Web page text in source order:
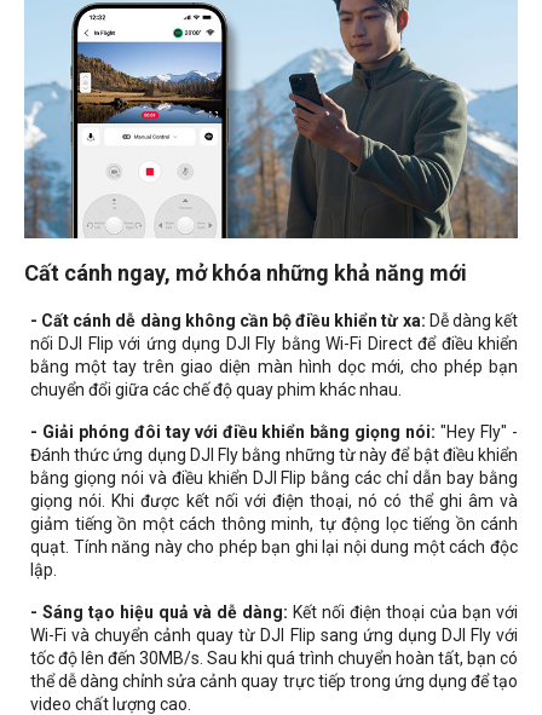
Cất cánh ngay, mở khóa những khả năng mới
- Cất cánh dễ dàng không cần bộ điều khiển từ xa: Dễ dàng kết
nối DJI Flip với ứng dụng DJI Fly bằng Wi-Fi Direct để điều khiển
bằng một tay trên giao diện màn hình dọc mới, cho phép bạn
chuyển đổi giữa các chế độ quay phim khác nhau.
- Giải phóng đôi tay với điều khiển bằng giọng nói:"Hey Fly" -
Đánh thức ứng dụng DJI Fly bằng những từ này để bật điều khiển
bằng giọng nói và điều khiển DJI Flip bằng các chỉ dẫn bay bằng
giọng nói. Khi được kết nối với điện thoại, nó có thể ghi âm và
giảm tiếng ồn một cách thông minh, tự động lọc tiếng ồn cánh
quạt. Tính năng này cho phép bạn ghi lại nội dung một cách độc
lập.
- Sáng tạo hiệu quả và dễ dàng: Kết nối điện thoại của bạn với
Wi-Fi và chuyển cảnh quay từ DJI Flip sang ứng dụng DJI Fly với
tốc độ lên đến 30MB/s. Sau khi quá trình chuyển hoàn tất, bạn có
thể dễ dàng chỉnh sửa cảnh quay trực tiếp trong ứng dụng để tạo
video chất lượng cao.